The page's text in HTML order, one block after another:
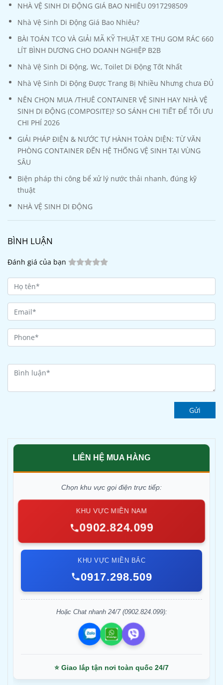
NHÀ VỆ SINH DI ĐỘNG GIÁ BAO NHIÊU 0917298509
Nhà Vệ Sinh Di Động Giá Bao Nhiêu?
BÀI TOÁN TCO VÀ GIẢI MÃ KỸ THUẬT XE THU GOM RÁC 660
LÍT BÌNH DƯƠNG CHO DOANH NGHIỆP B2B
Nhà Vệ Sinh Di Động, Wc, Toilet Di Động Tốt Nhất
Nhà Vệ Sinh Di Động Được Trang Bị Nhiều Nhưng chưa ĐỦ
NÊN CHỌN MUA /THUÊ CONTAINER VỆ SINH HAY NHÀ VỆ
SINH DI ĐỘNG (COMPOSITE)? SO SÁNH CHI TIẾT ĐỂ TỐI ƯU
CHI PHÍ 2026
GIẢI PHÁP ĐIỆN & NƯỚC TỰ HÀNH TOÀN DIỆN: TỪ VĂN
PHÒNG CONTAINER ĐẾN HỆ THỐNG VỆ SINH TẠI VÙNG
SÂU
Biện pháp thi công bể xử lý nước thải nhanh, đúng kỹ
thuật
NHÀ VỆ SINH DI ĐỘNG
BÌNH LUẬN
Đánh giá của bạn
Gửi
LIÊN HỆ MUA HÀNG
Chọn khu vực gọi điện trực tiếp:
KHU VỰC MIỀN NAM
0902.824.099
KHU VỰC MIỀN BẮC
0917.298.509
Hoặc Chat nhanh 24/7 (0902.824.099):
⭐ Giao lắp tận nơi toàn quốc 24/7